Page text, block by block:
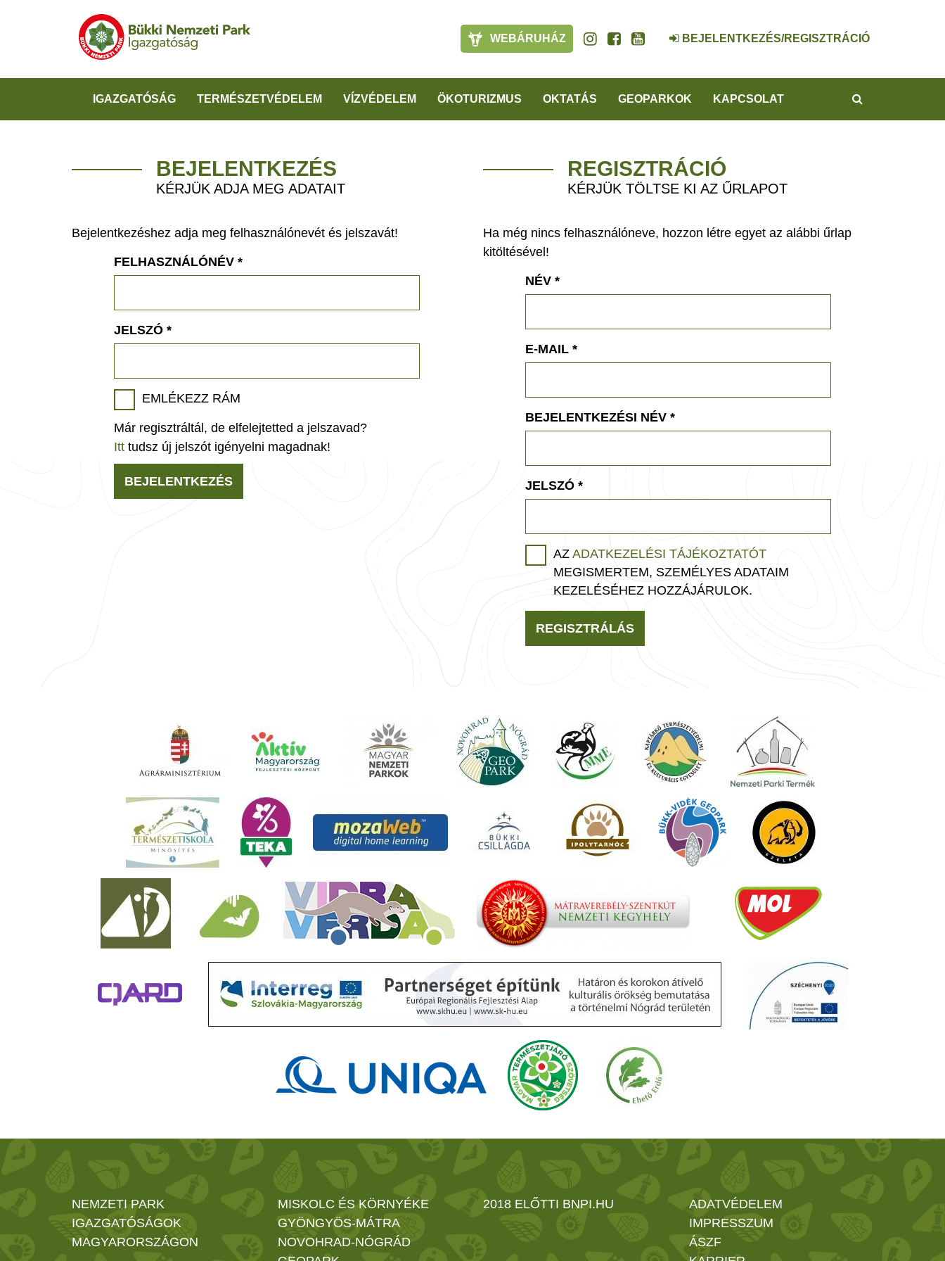
WEBÁRUHÁZ BEJELENTKEZÉS/REGISZTRÁCIÓ
IGAZGATÓSÁG TERMÉSZETVÉDELEM VÍZVÉDELEM ÖKOTURIZMUS OKTATÁS GEOPARKOK KAPCSOLAT
BEJELENTKEZÉS
KÉRJÜK ADJA MEG ADATAIT
Bejelentkezéshez adja meg felhasználónevét és jelszavát!
FELHASZNÁLÓNÉV *
JELSZÓ *
EMLÉKEZZ RÁM
Már regisztráltál, de elfelejtetted a jelszavad?
Itt tudsz új jelszót igényelni magadnak!
BEJELENTKEZÉS
REGISZTRÁCIÓ
KÉRJÜK TÖLTSE KI AZ ŰRLAPOT
Ha még nincs felhasználóneve, hozzon létre egyet az alábbi űrlap
kitöltésével!
NÉV *
E-MAIL *
BEJELENTKEZÉSI NÉV *
JELSZÓ *
AZ ADATKEZELÉSI TÁJÉKOZTATÓT
MEGISMERTEM, SZEMÉLYES ADATAIM
KEZELÉSÉHEZ HOZZÁJÁRULOK.
REGISZTRÁLÁS
NEMZETI PARK
IGAZGATÓSÁGOK
MAGYARORSZÁGON
MISKOLC ÉS KÖRNYÉKE
GYÖNGYÖS-MÁTRA
NOVOHRAD-NÓGRÁD
2018 ELŐTTI BNPI.HU
ADATVÉDELEM
IMPRESSZUM
ÁSZF